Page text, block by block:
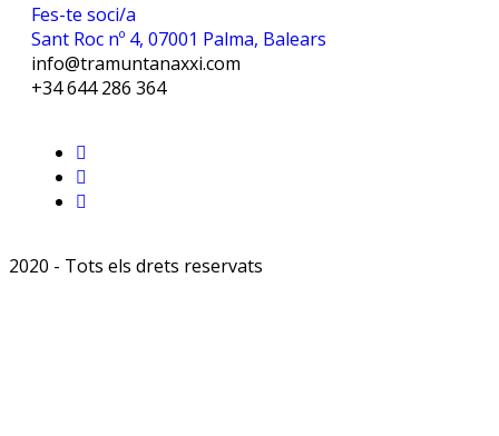
Fes-te soci/a
Sant Roc nº 4, 07001 Palma, Balears
info@tramuntanaxxi.com
+34 644 286 364
2020 - Tots els drets reservats